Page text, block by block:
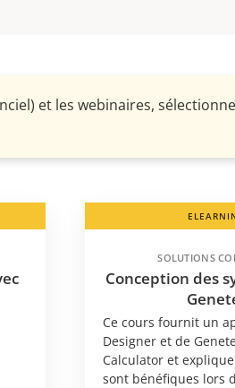
et les webinaires,
SOLUTIONS
Conception des
Ce cours fournit un
Designer et de
Calculator et
sont bénéfiques lors